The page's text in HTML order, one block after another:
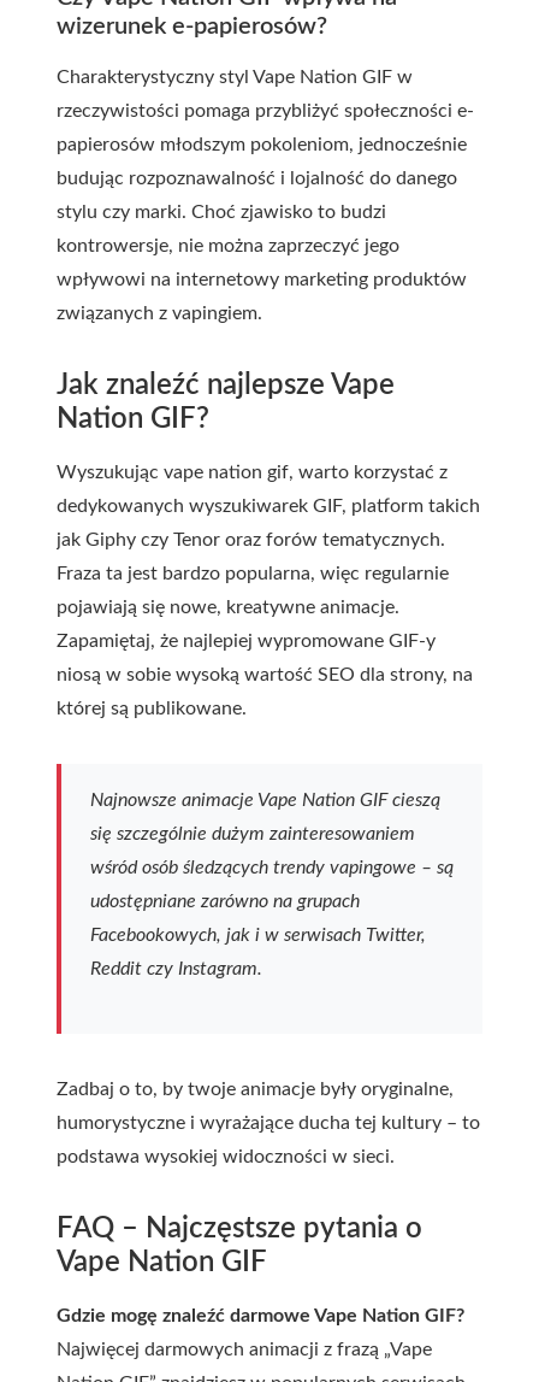
wizerunek e-papierosów?
Charakterystyczny styl Vape Nation GIF w
rzeczywistości pomaga przybliżyć społeczności e-
papierosów młodszym pokoleniom, jednocześnie
budując rozpoznawalność i lojalność do danego
stylu czy marki. Choć zjawisko to budzi
kontrowersje, nie można zaprzeczyć jego
wpływowi na internetowy marketing produktów
związanych z vapingiem.
Jak znaleźć najlepsze Vape
Nation GIF?
Wyszukując vape nation gif, warto korzystać z
dedykowanych wyszukiwarek GIF, platform takich
jak Giphy czy Tenor oraz forów tematycznych.
Fraza ta jest bardzo popularna, więc regularnie
pojawiają się nowe, kreatywne animacje.
Zapamiętaj, że najlepiej wypromowane GIF-y
niosą w sobie wysoką wartość SEO dla strony, na
której są publikowane.
Najnowsze animacje Vape Nation GIF cieszą
się szczególnie dużym zainteresowaniem
wśród osób śledzących trendy vapingowe – są
udostępniane zarówno na grupach
Facebookowych, jak i w serwisach Twitter,
Reddit czy Instagram.
Zadbaj o to, by twoje animacje były oryginalne,
humorystyczne i wyrażające ducha tej kultury – to
podstawa wysokiej widoczności w sieci.
FAQ – Najczęstsze pytania o
Vape Nation GIF
Gdzie mogę znaleźć darmowe Vape Nation GIF?
Najwięcej darmowych animacji z frazą „Vape